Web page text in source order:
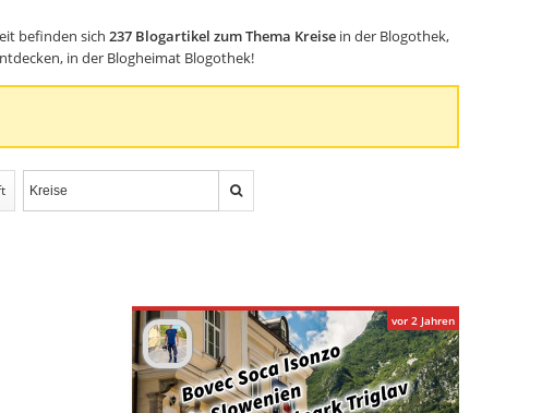
befinden sich 237 Blogartikel zum Thema Kreise in der Blogothek,
in der Blogheimat Blogothek!
vor 2 Jahren